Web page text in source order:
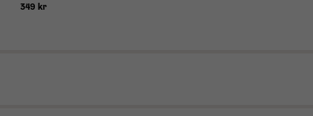
349 kr